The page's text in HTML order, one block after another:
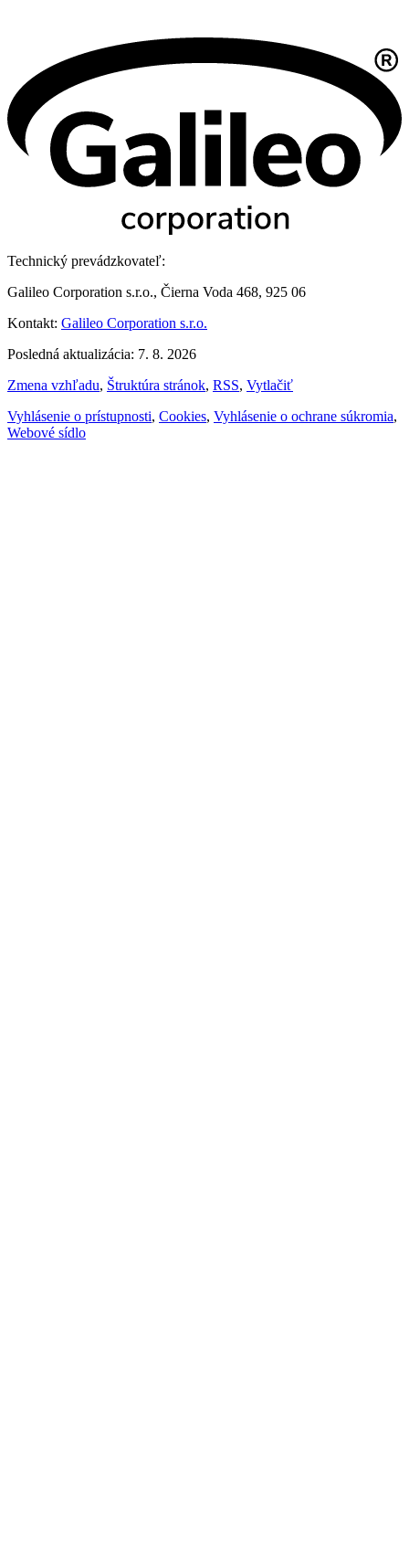
Technický prevádzkovateľ:
Galileo Corporation s.r.o., Čierna Voda 468, 925 06
Kontakt: Galileo Corporation s.r.o.
Posledná aktualizácia: 7. 8. 2026
Zmena vzhľadu, Štruktúra stránok, RSS, Vytlačiť
Vyhlásenie o prístupnosti, Cookies, Vyhlásenie o ochrane súkromia,
Webové sídlo